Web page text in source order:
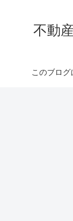
不動
このブログ